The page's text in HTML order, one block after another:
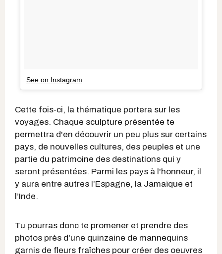
See on Instagram
Cette fois-ci, la thématique portera sur les
voyages. Chaque sculpture présentée te
permettra d'en découvrir un peu plus sur certains
pays, de nouvelles cultures, des peuples et une
partie du patrimoine des destinations qui y
seront présentées. Parmi les pays à l'honneur, il
y aura entre autres l’Espagne, la Jamaïque et
l’Inde.
Tu pourras donc te promener et prendre des
photos près d'une quinzaine de mannequins
garnis de fleurs fraîches pour créer des oeuvres